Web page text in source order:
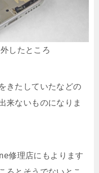
したところ
きたしていたなどの
来ないものになりま
修理店にもよります